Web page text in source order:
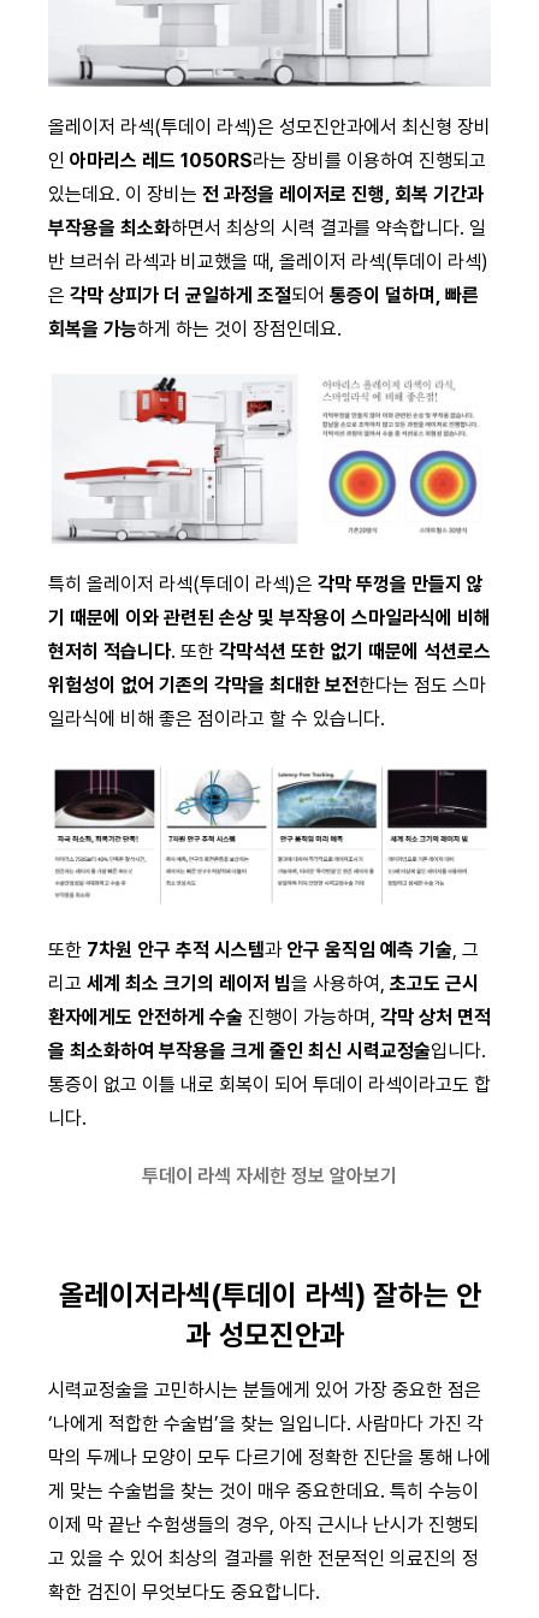
올레이저 라섹(투데이 라섹)은 성모진안과에서 최신형 장비
인 아마리스 레드 1050RS라는 장비를 이용하여 진행되고
있는데요. 이 장비는 전 과정을 레이저로 진행, 회복 기간과
부작용을 최소화하면서 최상의 시력 결과를 약속합니다. 일
반 브러쉬 라섹과 비교했을 때, 올레이저 라섹(투데이 라섹)
은 각막 상피가 더 균일하게 조절되어 통증이 덜하며, 빠른
회복을 가능하게 하는 것이 장점인데요.
특히 올레이저 라섹(투데이 라섹)은 각막 뚜껑을 만들지 않
기 때문에 이와 관련된 손상 및 부작용이 스마일라식에 비해
현저히 적습니다. 또한 각막석션 또한 없기 때문에 석션로스
위험성이 없어 기존의 각막을 최대한 보전한다는 점도 스마
일라식에 비해 좋은 점이라고 할 수 있습니다.
또한 7차원 안구 추적 시스템과 안구 움직임 예측 기술, 그
리고 세계 최소 크기의 레이저 빔을 사용하여, 초고도 근시
환자에게도 안전하게 수술 진행이 가능하며, 각막 상처 면적
을 최소화하여 부작용을 크게 줄인 최신 시력교정술입니다.
통증이 없고 이틀 내로 회복이 되어 투데이 라섹이라고도 합
니다.
투데이 라섹 자세한 정보 알아보기
올레이저라섹(투데이 라섹) 잘하는 안
과 성모진안과
시력교정술을 고민하시는 분들에게 있어 가장 중요한 점은
‘나에게 적합한 수술법’을 찾는 일입니다. 사람마다 가진 각
막의 두께나 모양이 모두 다르기에 정확한 진단을 통해 나에
게 맞는 수술법을 찾는 것이 매우 중요한데요. 특히 수능이
이제 막 끝난 수험생들의 경우, 아직 근시나 난시가 진행되
고 있을 수 있어 최상의 결과를 위한 전문적인 의료진의 정
확한 검진이 무엇보다도 중요합니다.